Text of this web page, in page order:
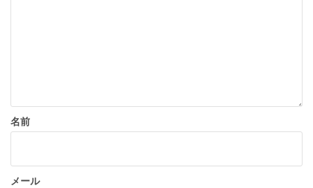
名前
メール